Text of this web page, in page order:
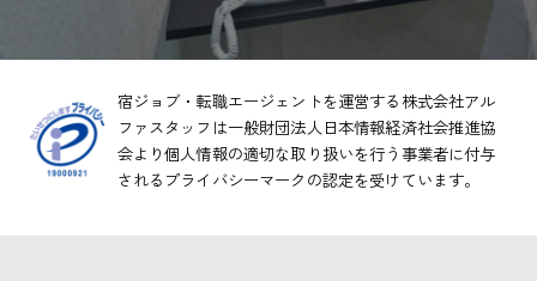
宿ジョブ・転職エージェントを運営する株式会社アル
ファスタッフは一般財団法人日本情報経済社会推進協
会より個人情報の適切な取り扱いを行う事業者に付与
されるプライバシーマークの認定を受けています。